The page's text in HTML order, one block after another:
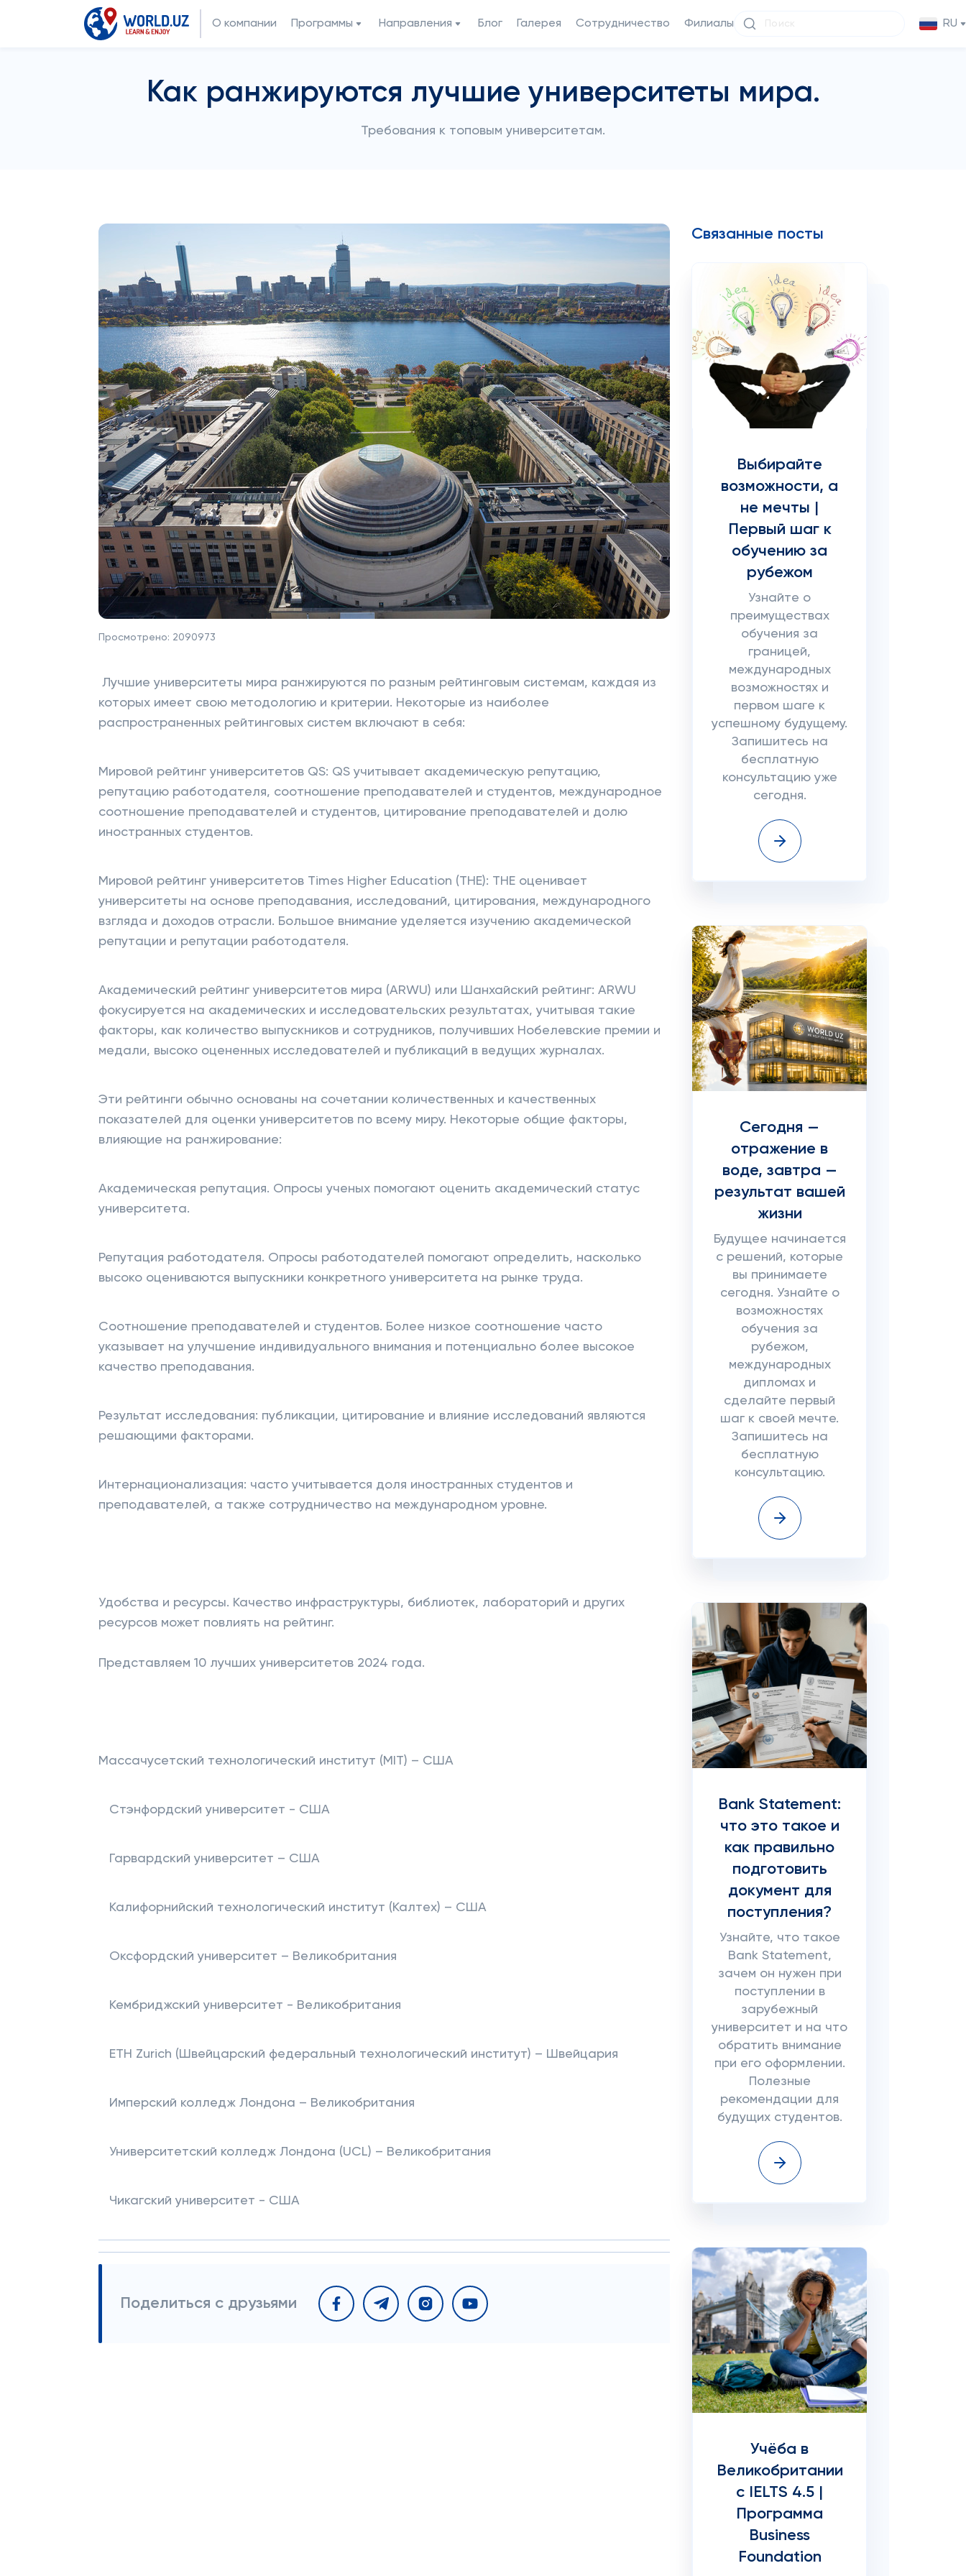
О компании Программы Направления Блог Галерея Сотрудничество Филиалы RU
Как ранжируются лучшие университеты мира.
Требования к топовым университетам.
Просмотрено: 2090973
Лучшие университеты мира ранжируются по разным рейтинговым системам, каждая из
которых имеет свою методологию и критерии. Некоторые из наиболее
распространенных рейтинговых систем включают в себя:
Мировой рейтинг университетов QS: QS учитывает академическую репутацию,
репутацию работодателя, соотношение преподавателей и студентов, международное
соотношение преподавателей и студентов, цитирование преподавателей и долю
иностранных студентов.
Мировой рейтинг университетов Times Higher Education (THE): THE оценивает
университеты на основе преподавания, исследований, цитирования, международного
взгляда и доходов отрасли. Большое внимание уделяется изучению академической
репутации и репутации работодателя.
Академический рейтинг университетов мира (ARWU) или Шанхайский рейтинг: ARWU
фокусируется на академических и исследовательских результатах, учитывая такие
факторы, как количество выпускников и сотрудников, получивших Нобелевские премии и
медали, высоко оцененных исследователей и публикаций в ведущих журналах.
Эти рейтинги обычно основаны на сочетании количественных и качественных
показателей для оценки университетов по всему миру. Некоторые общие факторы,
влияющие на ранжирование:
Академическая репутация. Опросы ученых помогают оценить академический статус
университета.
Репутация работодателя. Опросы работодателей помогают определить, насколько
высоко оцениваются выпускники конкретного университета на рынке труда.
Соотношение преподавателей и студентов. Более низкое соотношение часто
указывает на улучшение индивидуального внимания и потенциально более высокое
качество преподавания.
Результат исследования: публикации, цитирование и влияние исследований являются
решающими факторами.
Интернационализация: часто учитывается доля иностранных студентов и
преподавателей, а также сотрудничество на международном уровне.
Удобства и ресурсы. Качество инфраструктуры, библиотек, лабораторий и других
ресурсов может повлиять на рейтинг.
Представляем 10 лучших университетов 2024 года.
Массачусетский технологический институт (MIT) – США
Стэнфордский университет - США
Гарвардский университет – США
Калифорнийский технологический институт (Калтех) – США
Оксфордский университет – Великобритания
Кембриджский университет - Великобритания
ETH Zurich (Швейцарский федеральный технологический институт) – Швейцария
Имперский колледж Лондона – Великобритания
Университетский колледж Лондона (UCL) – Великобритания
Чикагский университет - США
Поделиться с друзьями
Связанные посты
Выбирайте
возможности, а
не мечты |
Первый шаг к
обучению за
рубежом
Узнайте о
преимуществах
обучения за
границей,
международных
возможностях и
первом шаге к
успешному будущему.
Запишитесь на
бесплатную
консультацию уже
сегодня.
Сегодня —
отражение в
воде, завтра —
результат вашей
жизни
Будущее начинается
с решений, которые
вы принимаете
сегодня. Узнайте о
возможностях
обучения за
рубежом,
международных
дипломах и
сделайте первый
шаг к своей мечте.
Запишитесь на
бесплатную
консультацию.
Bank Statement:
что это такое и
как правильно
подготовить
документ для
поступления?
Узнайте, что такое
Bank Statement,
зачем он нужен при
поступлении в
зарубежный
университет и на что
обратить внимание
при его оформлении.
Полезные
рекомендации для
будущих студентов.
Учёба в
Великобритании
с IELTS 4.5 |
Программа
Business
Foundation